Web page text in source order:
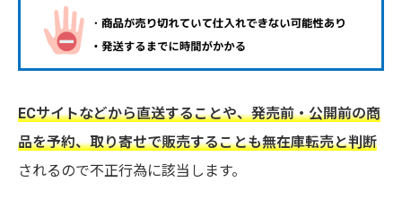
ECサイトなどから直送することや、発売前・公開前の商
品を予約、取り寄せで販売することも無在庫転売と判断
されるので不正行為に該当します。